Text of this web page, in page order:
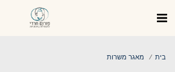
בית מאגר משרות